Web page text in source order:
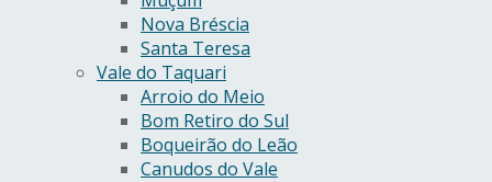
Nova Bréscia
Santa Teresa
Vale do Taquari
Arroio do Meio
Bom Retiro do Sul
Boqueirão do Leão
Canudos do Vale